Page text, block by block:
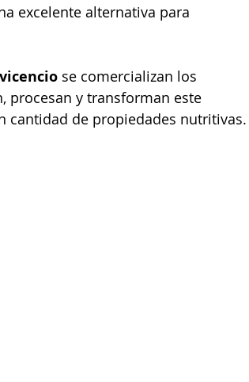
excelente alternativa para
se comercializan los
procesan y transforman este
cantidad de propiedades nutritivas.